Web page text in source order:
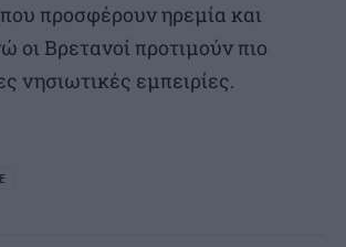
προσφέρουν ηρεμία και
οι Βρετανοί προτιμούν πιο
νησιωτικές εμπειρίες.